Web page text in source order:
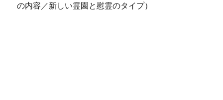
の内容／新しい霊園と慰霊のタイプ）